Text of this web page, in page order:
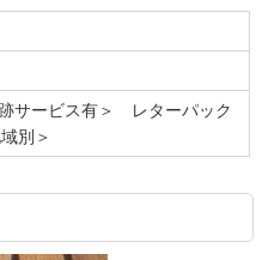
サービス有＞ レターパック
別＞